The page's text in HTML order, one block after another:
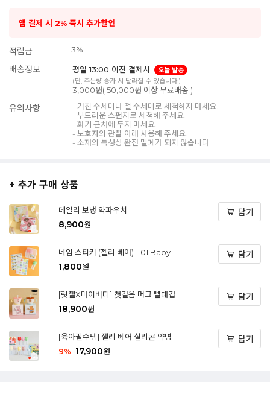
앱 결제 시 2% 즉시 추가할인
적립금 3%
배송정보 평일 13:00 이전 결제시
오늘 발송
(단, 주문량 증가 시 달라질 수 있습니다.)
3,000원( 50,000원 이상 무료배송 )
유의사항
- 거친 수세미나 철 수세미로 세척하지 마세요.
- 부드러운 스펀지로 세척해 주세요.
- 화기 근처에 두지 마세요.
- 보호자의 관찰 아래 사용해 주세요.
- 소재의 특성상 완전 밀폐가 되지 않습니다.
+ 추가 구매 상품
데일리 보냉 약파우치
8,900원
담기
네임 스티커 (젤리 베어) - 01 Baby
1,800원
담기
[릿첼X마이버디] 첫걸음 머그 빨대컵
18,900원
담기
[육아필수템] 젤리 베어 실리콘 약병
9% 17,900원
담기